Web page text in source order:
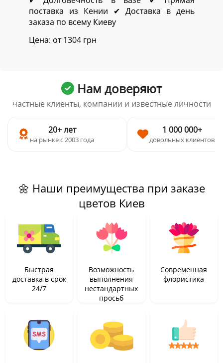
поставка из Кении ✔ Доставка в день
заказа по всему Киеву
Цена: от 1304 грн
Нам доверяют
частные клиенты, компании и известные личности
20+ лет
на рынке с 2003 года
1 000 000+
довольных клиентов
🌼 Наши преимущества при заказе
цветов Киев
Быстрая
доставка в срок
24/7
Возможность
выполнения
нестандартных
просьб
Современная
флористика